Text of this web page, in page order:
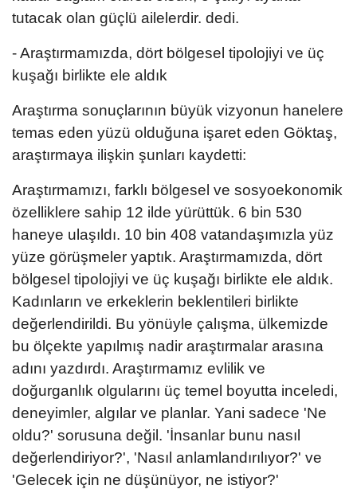
tutacak olan güçlü ailelerdir. dedi.
- Araştırmamızda, dört bölgesel tipolojiyi ve üç
kuşağı birlikte ele aldık
Araştırma sonuçlarının büyük vizyonun hanelere
temas eden yüzü olduğuna işaret eden Göktaş,
araştırmaya ilişkin şunları kaydetti:
Araştırmamızı, farklı bölgesel ve sosyoekonomik
özelliklere sahip 12 ilde yürüttük. 6 bin 530
haneye ulaşıldı. 10 bin 408 vatandaşımızla yüz
yüze görüşmeler yaptık. Araştırmamızda, dört
bölgesel tipolojiyi ve üç kuşağı birlikte ele aldık.
Kadınların ve erkeklerin beklentileri birlikte
değerlendirildi. Bu yönüyle çalışma, ülkemizde
bu ölçekte yapılmış nadir araştırmalar arasına
adını yazdırdı. Araştırmamız evlilik ve
doğurganlık olgularını üç temel boyutta inceledi,
deneyimler, algılar ve planlar. Yani sadece 'Ne
oldu?' sorusuna değil. 'İnsanlar bunu nasıl
değerlendiriyor?', 'Nasıl anlamlandırılıyor?' ve
'Gelecek için ne düşünüyor, ne istiyor?'